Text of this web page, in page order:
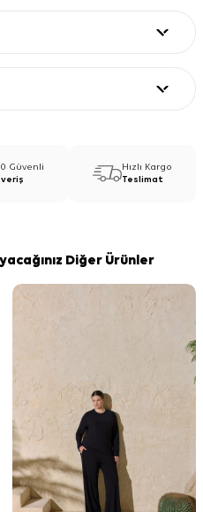
Güvenli
Hızlı Kargo
Teslimat
Diğer Ürünler